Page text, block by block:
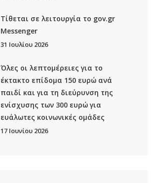
Τίθεται σε λειτουργία το gov.gr
Μessenger
31 Ιουλίου 2026
Όλες οι λεπτομέρειες για το
έκτακτο επίδομα 150 ευρώ ανά
παιδί και για τη διεύρυνση της
ενίσχυσης των 300 ευρώ για
ευάλωτες κοινωνικές ομάδες
17 Ιουνίου 2026